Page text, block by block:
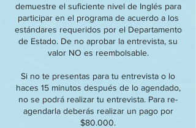
demuestre el suficiente nivel de Inglés para
participar en el programa de acuerdo a los
estándares requeridos por el Departamento
de Estado. De no aprobar la entrevista, su
valor NO es reembolsable.
Si no te presentas para tu entrevista o lo
haces 15 minutos después de lo agendado,
no se podrá realizar tu entrevista. Para re-
agendarla deberás realizar un pago por
$80.000.